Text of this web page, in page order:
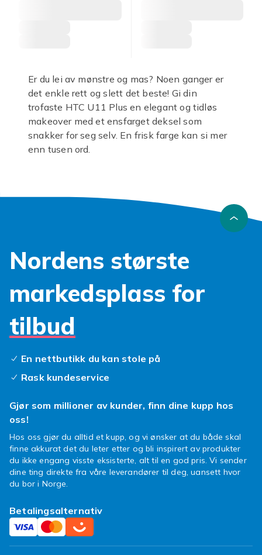
Er du lei av mønstre og mas? Noen ganger er
det enkle rett og slett det beste! Gi din
trofaste HTC U11 Plus en elegant og tidløs
makeover med et ensfarget deksel som
snakker for seg selv. En frisk farge kan si mer
enn tusen ord.
linjer og klassisk design. Enten du foretrekker
en dyp midnattsblå, en frisk mintgrønn eller
ensfarget
deksel HTC U11 Plus er ikke bare
en fryd for øyet; det gir også viktig beskyttelse
fall.
som et skudd, med presise utskjæringer som
gir full tilgang til alle knapper, porter og
kamera. Du slipper irritasjonen med deksler
deksel i en enkelt farge holder telefonen din
utseende. Se vårt store utvalg avHTC dekseli
grep og lang levetid. Finn det ideelle deksel til
HTC U11 Plus som matcher din unike
personlighet og behov.
Klar for å gi mobilen din en fargeboost? Dykk
ensfargede dekslet som får din HTC U11 Plus
til å skinne. Enkelt, elegant og helt deg!
Nordens største
markedsplass for
tilbud
En nettbutikk du kan stole på
Rask kundeservice
Gjør som millioner av kunder, finn dine kupp hos
oss!
Hos oss gjør du alltid et kupp, og vi ønsker at du både skal
finne akkurat det du leter etter og bli inspirert av produkter
du ikke engang visste eksisterte, alt til en god pris. Vi sender
dine ting direkte fra våre leverandører til deg, uansett hvor
du bor i Norge.
Betalingsalternativ